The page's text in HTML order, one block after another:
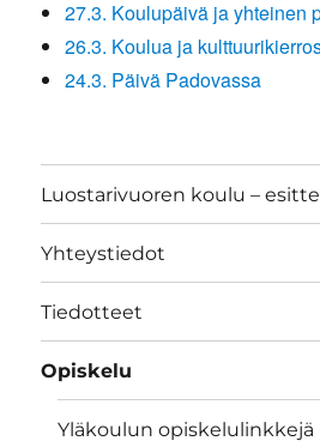
27.3. Koulupäivä ja yhteinen
26.3. Koulua ja
24.3. Päivä Padovassa
Luostarivuoren koulu –
Yhteystiedot
Tiedotteet
Opiskelu
Yläkoulun opiskelulinkkejä